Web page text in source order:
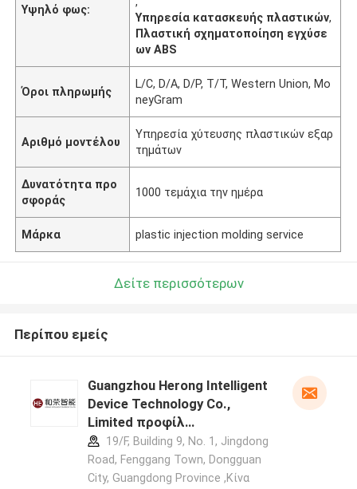
Υψηλό φως:
Υπηρεσία κατασκευής πλαστικών,
Πλαστική σχηματοποίηση εγχύσε
ων ABS
Όροι πληρωμής
L/C, D/A, D/P, T/T, Western Union, Mo
neyGram
Αριθμό μοντέλου
Υπηρεσία χύτευσης πλαστικών εξαρ
τημάτων
Δυνατότητα προ
σφοράς
1000 τεμάχια την ημέρα
Μάρκα plastic injection molding service
Δείτε περισσότερων
Περίπου εμείς
Guangzhou Herong Intelligent
Device Technology Co.,
Limited προφίλ
κατασκευαστή
19/F, Building 9, No. 1, Jingdong
Road, Fenggang Town, Dongguan
City, Guangdong Province ,Κίνα